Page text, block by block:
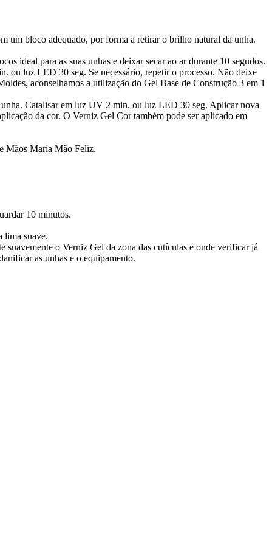
um bloco adequado, por forma a retirar o brilho natural da unha.
ideal para as suas unhas e deixar secar ao ar durante 10 segudos.
ou luz LED 30 seg. Se necessário, repetir o processo. Não deixe
aconselhamos a utilização do Gel Base de Construção 3 em 1
Catalisar em luz UV 2 min. ou luz LED 30 seg. Aplicar nova
da cor. O Verniz Gel Cor também pode ser aplicado em
Mãos Maria Mão Feliz.
10 minutos.
lima suave.
o Verniz Gel da zona das cutículas e onde verificar já
as unhas e o equipamento.